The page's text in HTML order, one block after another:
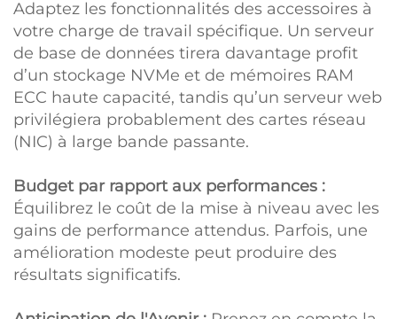
Adaptez les fonctionnalités des accessoires à
votre charge de travail spécifique. Un serveur
de base de données tirera davantage profit
d’un stockage NVMe et de mémoires RAM
ECC haute capacité, tandis qu’un serveur web
privilégiera probablement des cartes réseau
(NIC) à large bande passante.
Budget par rapport aux performances :
Équilibrez le coût de la mise à niveau avec les
gains de performance attendus. Parfois, une
amélioration modeste peut produire des
résultats significatifs.